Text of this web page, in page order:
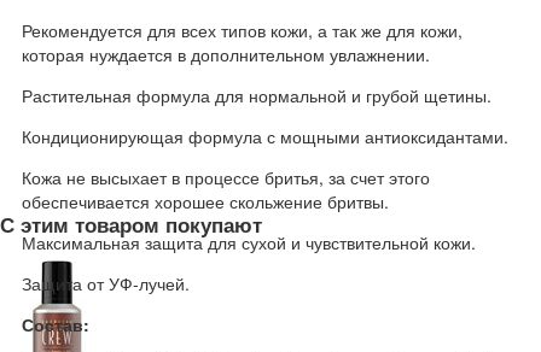
Рекомендуется для всех типов кожи, а так же для кожи,
которая нуждается в дополнительном увлажнении.
Растительная формула для нормальной и грубой щетины.
Кондиционирующая формула с мощными антиоксидантами.
Кожа не высыхает в процессе бритья, за счет этого
обеспечивается хорошее скольжение бритвы.
Максимальная защита для сухой и чувствительной кожи.
Защита от УФ-лучей.
Состав:
С этим товаром покупают